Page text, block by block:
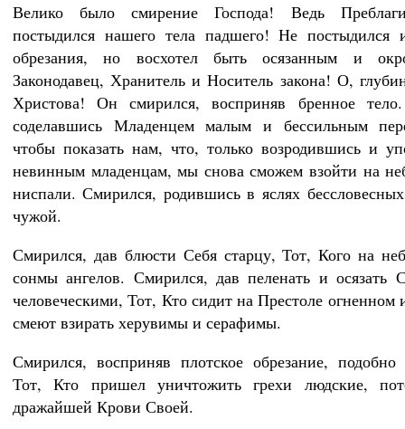
Велико было смирение Господа! Ведь
постыдился нашего тела падшего! Не постыдился
обрезания, но восхотел быть осязанным и
Законодавец, Хранитель и Носитель закона! О,
Христова! Он смирился, восприняв бренное
соделавшись Младенцем малым и бессильным
чтобы показать нам, что, только возродившись и
невинным младенцам, мы снова сможем взойти на
ниспали. Смирился, родившись в яслях
чужой.
Смирился, дав блюсти Себя старцу, Тот, Кого на
сонмы ангелов. Смирился, дав пеленать и осязать
человеческими, Тот, Кто сидит на Престоле огненном
смеют взирать херувимы и серафимы.
Смирился, восприняв плотское обрезание,
Тот, Кто пришел уничтожить грехи людские,
дражайшей Крови Своей.